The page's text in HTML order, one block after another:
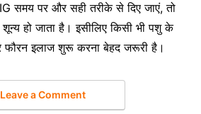
समय पर और सही तरीके से दिए जाएं, तो
हो जाता है। इसीलिए किसी भी पशु के
फौरन इलाज शुरू करना बेहद जरूरी है।
Leave a Comment